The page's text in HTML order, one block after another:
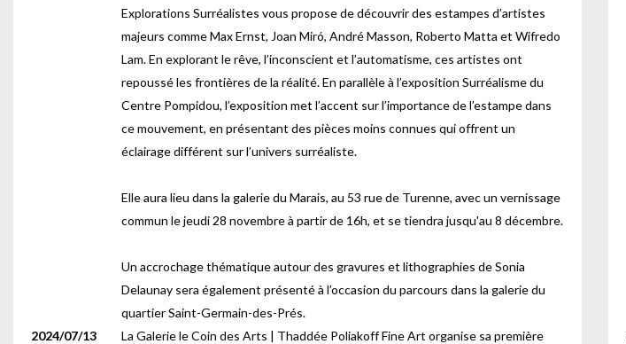
Explorations Surréalistes vous propose de découvrir des estampes d’artistes
majeurs comme Max Ernst, Joan Miró, André Masson, Roberto Matta et Wifredo
Lam. En explorant le rêve, l’inconscient et l’automatisme, ces artistes ont
repoussé les frontières de la réalité. En parallèle à l’exposition Surréalisme du
Centre Pompidou, l’exposition met l’accent sur l’importance de l’estampe dans
ce mouvement, en présentant des pièces moins connues qui offrent un
éclairage différent sur l’univers surréaliste.
Elle aura lieu dans la galerie du Marais, au 53 rue de Turenne, avec un vernissage
commun le jeudi 28 novembre à partir de 16h, et se tiendra jusqu'au 8 décembre.
Un accrochage thématique autour des gravures et lithographies de Sonia
Delaunay sera également présenté à l’occasion du parcours dans la galerie du
quartier Saint-Germain-des-Prés.
2024/07/13
La Galerie le Coin des Arts | Thaddée Poliakoff Fine Art organise sa première